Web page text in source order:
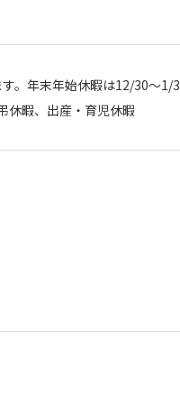
。年末年始休暇は12/30～1/3
休暇、出産・育児休暇